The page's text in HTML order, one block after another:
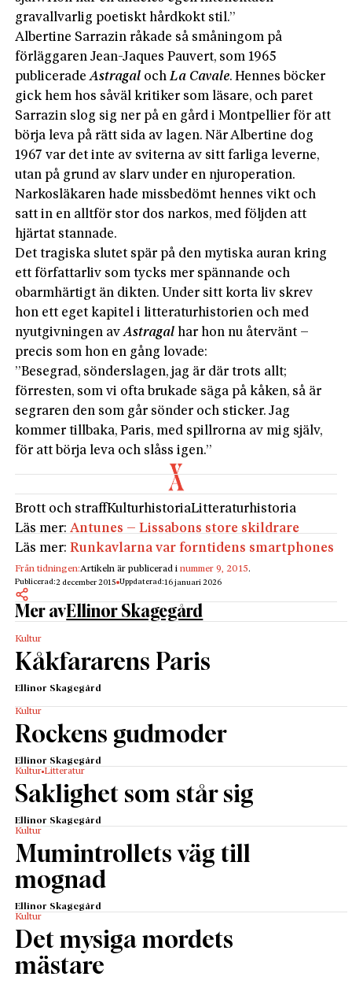
gravallvarlig poetiskt hårdkokt stil.”
Albertine Sarrazin råkade så småningom på
förläggaren Jean-Jaques Pauvert, som 1965
publiceradeAstragal ochLa Cavale. Hennes böcker
gick hem hos såväl kritiker som läsare, och paret
Sarrazin slog sig ner på en gård i Montpellier för att
börja leva på rätt sida av lagen. När Albertine dog
1967 var det inte av sviterna av sitt farliga leverne,
utan på grund av slarv under en njuroperation.
Narkosläkaren hade missbedömt hennes vikt och
satt in en alltför stor dos narkos, med följden att
hjärtat stannade.
Det tragiska slutet spär på den mytiska auran kring
ett författarliv som tycks mer spännande och
obarmhärtigt än dikten. Under sitt korta liv skrev
hon ett eget kapitel i litteraturhistorien och med
nyutgivningen avAstragal har hon nu återvänt –
precis som hon en gång lovade:
”Besegrad, sönderslagen, jag är där trots allt;
förresten, som vi ofta brukade säga på kåken, så är
segraren den som går sönder och sticker. Jag
kommer tillbaka, Paris, med spillrorna av mig själv,
för att börja leva och slåss igen.”
Brott och straffKulturhistoriaLitteraturhistoria
Läs mer:Antunes – Lissabons store skildrare
Läs mer:Runkavlarna var forntidens smartphones
Från tidningen:Artikeln är publicerad inummer 9, 2015.
Publicerad:2 december 2015 Uppdaterad:16 januari 2026
Mer avEllinor Skagegård
Kultur
Kåkfararens Paris
Ellinor Skagegård
Kultur
Rockens gudmoder
Ellinor Skagegård
Kultur Litteratur
Saklighet som står sig
Ellinor Skagegård
Kultur
Mumintrollets väg till
mognad
Ellinor Skagegård
Kultur
Det mysiga mordets
mästare